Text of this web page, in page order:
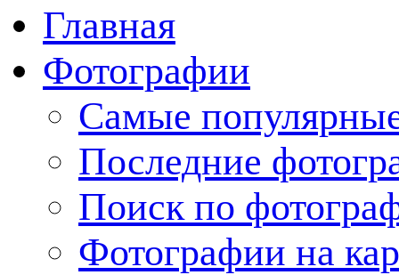
Главная
Фотографии
Cамые
Последние
Поиск по
Фотографии на